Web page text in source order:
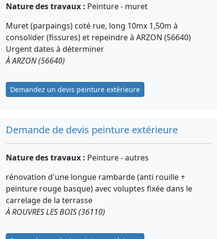
Nature des travaux : Peinture - muret
Muret (parpaings) coté rue, long 10mx 1,50m à
consolider (fissures) et repeindre à ARZON (56640)
Urgent dates à déterminer
À ARZON (56640)
Demandez un devis peinture extérieure
Demande de devis peinture extérieure
Nature des travaux : Peinture - autres
rénovation d'une longue rambarde (anti rouille +
peinture rouge basque) avec voluptes fixée dans le
carrelage de la terrasse
À ROUVRES LES BOIS (36110)